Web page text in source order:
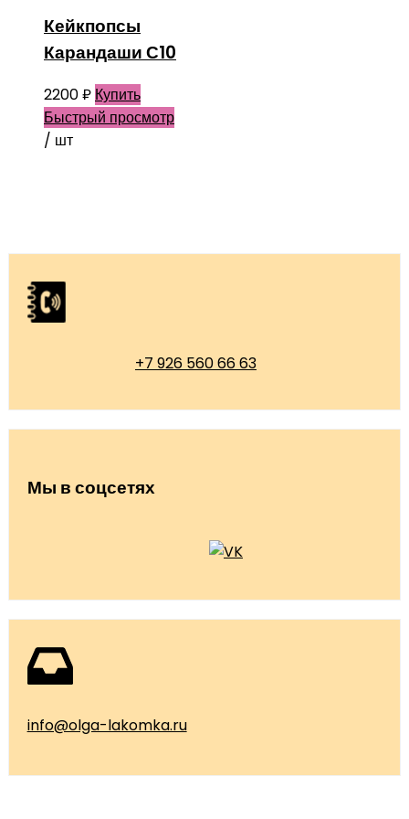
Кейкпопсы
Карандаши С10
2200₽ Купить
Быстрый просмотр
/ шт
+7 926 560 66 63
Мы в соцсетях
info@olga-lakomka.ru